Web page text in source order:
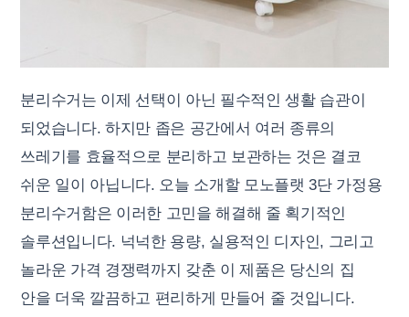
분리수거는 이제 선택이 아닌 필수적인 생활 습관이
되었습니다. 하지만 좁은 공간에서 여러 종류의
쓰레기를 효율적으로 분리하고 보관하는 것은 결코
쉬운 일이 아닙니다. 오늘 소개할 모노플랫 3단 가정용
분리수거함은 이러한 고민을 해결해 줄 획기적인
솔루션입니다. 넉넉한 용량, 실용적인 디자인, 그리고
놀라운 가격 경쟁력까지 갖춘 이 제품은 당신의 집
안을 더욱 깔끔하고 편리하게 만들어 줄 것입니다.